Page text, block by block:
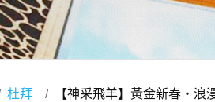
杜拜 【神采飛羊】黃金新春・浪